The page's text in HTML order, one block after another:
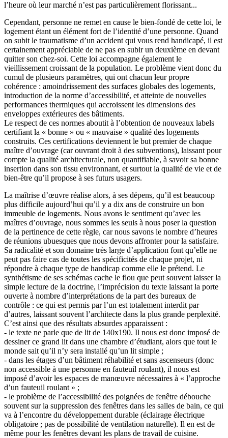
l’heure où leur marché n’est pas particulièrement florissant...
Cependant, personne ne remet en cause le bien-fondé de cette loi, le
logement étant un élément fort de l’identité d’une personne. Quand
on subit le traumatisme d’un accident qui vous rend handicapé, il est
certainement appréciable de ne pas en subir un deuxième en devant
quitter son chez-soi. Cette loi accompagne également le
vieillissement croissant de la population. Le problème vient donc du
cumul de plusieurs paramètres, qui ont chacun leur propre
cohérence : amoindrissement des surfaces globales des logements,
introduction de la norme d’accessibilité, et atteinte de nouvelles
performances thermiques qui accroissent les dimensions des
enveloppes extérieures des bâtiments.
Le respect de ces normes aboutit à l’obtention de nouveaux labels
certifiant la « bonne » ou « mauvaise » qualité des logements
construits. Ces certifications deviennent le but premier de chaque
maître d’ouvrage (car ouvrant droit à des subventions), laissant pour
compte la qualité architecturale, non quantifiable, à savoir sa bonne
insertion dans son tissu environnant, et surtout la qualité de vie et de
bien-être qu’il propose à ses futurs usagers.
La maîtrise d’œuvre réalise alors, à ses dépens, qu’il est beaucoup
plus difficile aujourd’hui qu’il y a dix ans de construire un bon
immeuble de logements. Nous avons le sentiment qu’avec les
maîtres d’ouvrage, nous sommes les seuls à nous poser la question
de la pertinence de cette règle, car nous savons le nombre d’heures
de réunions ubuesques que nous devons affronter pour la satisfaire.
Sa radicalité et son domaine très large d’application font qu’elle ne
peut pas faire cas de toutes les spécificités de chaque projet, ni
répondre à chaque type de handicap comme elle le prétend. Le
synthétisme de ses schémas cache le flou que peut souvent laisser la
simple lecture de la doctrine, l’imprécision du texte laissant la porte
ouverte à nombre d’interprétations de la part des bureaux de
contrôle : ce qui est permis par l’un est totalement interdit par
d’autres, laissant souvent l’architecte dans la plus grande perplexité.
C’est ainsi que des résultats absurdes apparaissent :
- le texte ne parle que de lit de 140x190. Il nous est donc imposé de
dessiner ce grand lit dans une chambre d’étudiant, alors que tout le
monde sait qu’il n’y sera installé qu’un lit simple ;
- dans les étages d’un bâtiment réhabilité et sans ascenseurs (donc
non accessible à une personne en fauteuil roulant), il nous est
imposé d’avoir les espaces de manœuvre nécessaires à « l’approche
d’un fauteuil roulant » ;
- le problème de l’accessibilité des poignées de fenêtre débouche
souvent sur la suppression des fenêtres dans les salles de bain, ce qui
va à l’encontre du développement durable (éclairage électrique
obligatoire ; pas de possibilité de ventilation naturelle). Il en est de
même pour les fenêtres devant les plans de travail de cuisine.